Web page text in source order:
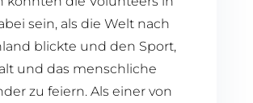
sein, als die Welt nach
blickte und den Sport,
und das menschliche
zu feiern. Als einer von